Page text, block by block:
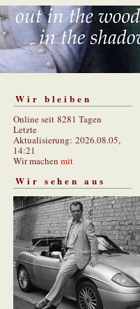
Wir bleiben
Online seit 8281 Tagen
Letzte
Aktualisierung: 2026.08.05,
14:21
Wir machen mit
Wir sehen aus